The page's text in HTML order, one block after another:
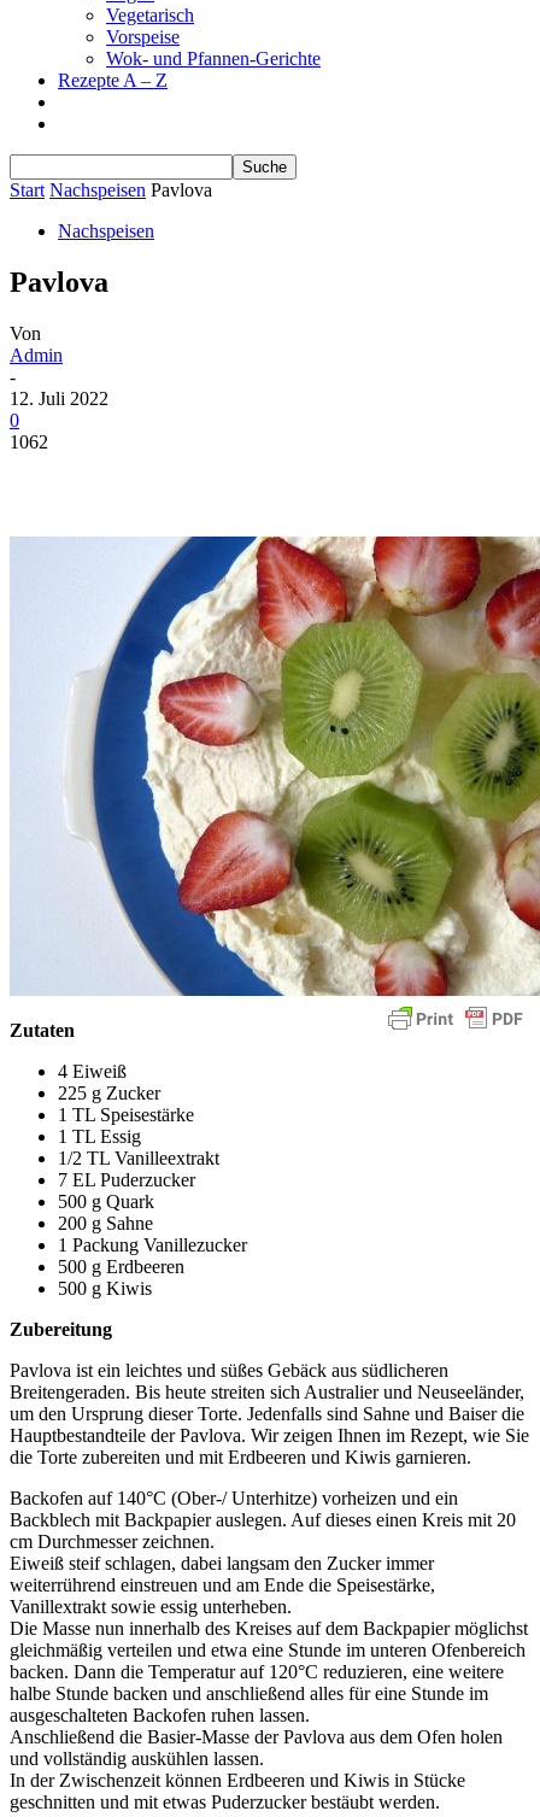
Vegetarisch
Vorspeise
Wok- und Pfannen-Gerichte
Rezepte A – Z
Start Nachspeisen Pavlova
Nachspeisen
Pavlova
Von
Admin
-
12. Juli 2022
0
1062
Zutaten
4 Eiweiß
225 g Zucker
1 TL Speisestärke
1 TL Essig
1/2 TL Vanilleextrakt
7 EL Puderzucker
500 g Quark
200 g Sahne
1 Packung Vanillezucker
500 g Erdbeeren
500 g Kiwis
Zubereitung
Pavlova ist ein leichtes und süßes Gebäck aus südlicheren
Breitengeraden. Bis heute streiten sich Australier und Neuseeländer,
um den Ursprung dieser Torte. Jedenfalls sind Sahne und Baiser die
Hauptbestandteile der Pavlova. Wir zeigen Ihnen im Rezept, wie Sie
die Torte zubereiten und mit Erdbeeren und Kiwis garnieren.
Backofen auf 140°C (Ober-/ Unterhitze) vorheizen und ein
Backblech mit Backpapier auslegen. Auf dieses einen Kreis mit 20
cm Durchmesser zeichnen.
Eiweiß steif schlagen, dabei langsam den Zucker immer
weiterrührend einstreuen und am Ende die Speisestärke,
Vanillextrakt sowie essig unterheben.
Die Masse nun innerhalb des Kreises auf dem Backpapier möglichst
gleichmäßig verteilen und etwa eine Stunde im unteren Ofenbereich
backen. Dann die Temperatur auf 120°C reduzieren, eine weitere
halbe Stunde backen und anschließend alles für eine Stunde im
ausgeschalteten Backofen ruhen lassen.
Anschließend die Basier-Masse der Pavlova aus dem Ofen holen
und vollständig auskühlen lassen.
In der Zwischenzeit können Erdbeeren und Kiwis in Stücke
geschnitten und mit etwas Puderzucker bestäubt werden.